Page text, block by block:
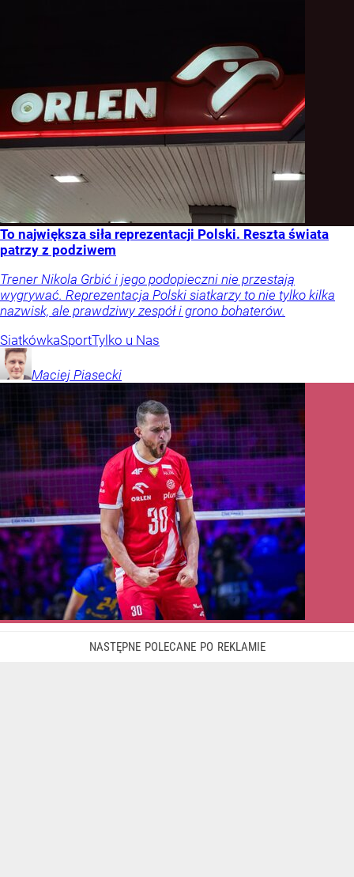
To największa siła reprezentacji Polski. Reszta świata
patrzy z podziwem
Trener Nikola Grbić i jego podopieczni nie przestają
wygrywać. Reprezentacja Polski siatkarzy to nie tylko kilka
nazwisk, ale prawdziwy zespół i grono bohaterów.
SiatkówkaSportTylko u Nas
Maciej Piasecki